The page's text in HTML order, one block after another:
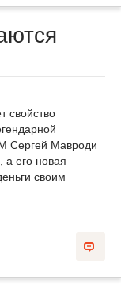
свойство
Сергей Мавроди
а его новая
своим